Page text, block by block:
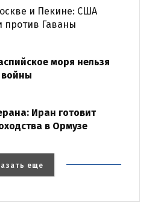
и Пекине: США
против Гаваны
моря нельзя
войны
Иран готовит
в Ормузе
еще